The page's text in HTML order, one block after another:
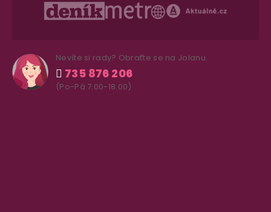
Nevíte si rady? Obraťte se na Jolanu
735 876 206
(Po-Pá 7.00-18.00)